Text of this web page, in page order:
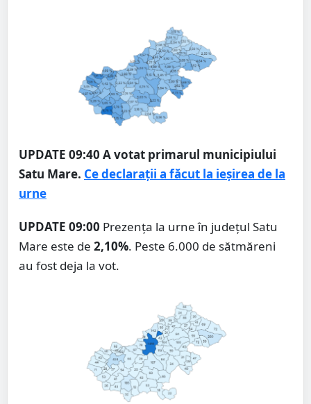
UPDATE 09:40 A votat primarul municipiului
Satu Mare. Ce declarații a făcut la ieșirea de la
urne
UPDATE 09:00 Prezența la urne în județul Satu
Mare este de 2,10%. Peste 6.000 de sătmăreni
au fost deja la vot.